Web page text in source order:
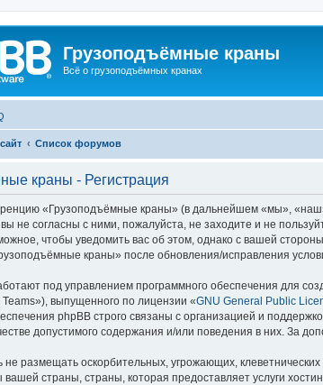
Грузоподъёмные краны
Всё о грузоподъёмных кранах
Список форумов
краны - Регистрация
«Грузоподъёмные краны» (в дальнейшем «мы»,
не согласны с ними, пожалуйста, не заходите и не
чтобы уведомить вас об этом, однако с вашей
краны» после обновления/исправления
под управлением программного обеспечения для
выпущенного по лицензии «GNU General Public
phpBB строго связаны с организацией и
допустимого содержания и/или поведения в них. За
не размещать оскорбительных, угрожающих,
вашей страны, страны, которая предоставляет услуги